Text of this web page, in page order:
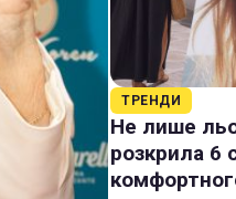
ТРЕНДИ
Не лише
розкрила 6